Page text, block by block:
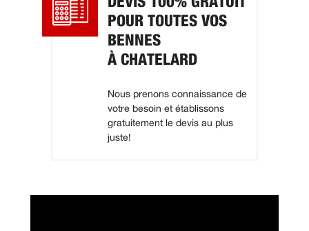
POUR TOUTES VOS
BENNES
À CHATELARD
Nous prenons connaissance de
votre besoin et établissons
gratuitement le devis au plus
juste!